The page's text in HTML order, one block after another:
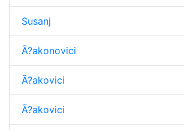
Susanj
Ã?akonovici
Ã?akovici
Ã?akovici